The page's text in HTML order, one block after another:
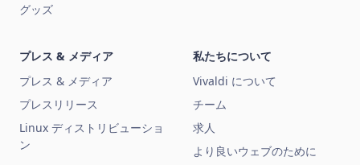
グッズ
プレス & メディア
プレス & メディア
プレスリリース
Linux ディストリビューショ
ン
私たちについて
Vivaldi について
チーム
求人
より良いウェブのために